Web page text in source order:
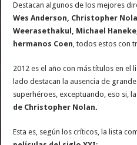
Destacan algunos de los mejores
Wes Anderson, Christopher
Weerasethakul, Michael
hermanos Coen, todos estos con
2012 es el año con más títulos en el
lado destacan la ausencia de
superhéroes, exceptuando, eso si,
de Christopher Nolan.
Esta es, según los críticos, la lista